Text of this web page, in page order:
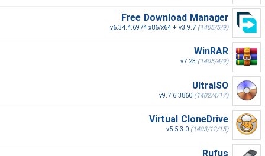
Free Download Manager
v6.34.4.6974 x86/x64 + v3.9.7 (1405/5/9)
WinRAR
v7.23 (1405/4/9)
UltraISO
v9.7.6.3860 (1402/4/17)
Virtual CloneDrive
v5.5.3.0 (1403/12/15)